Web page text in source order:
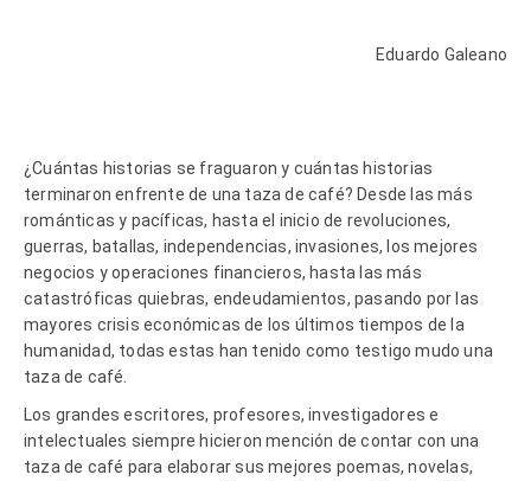
Eduardo Galeano
¿Cuántas historias se fraguaron y cuántas historias
terminaron enfrente de una taza de café? Desde las más
románticas y pacíficas, hasta el inicio de revoluciones,
guerras, batallas, independencias, invasiones, los mejores
negocios y operaciones financieros, hasta las más
catastróficas quiebras, endeudamientos, pasando por las
mayores crisis económicas de los últimos tiempos de la
humanidad, todas estas han tenido como testigo mudo una
taza de café.
Los grandes escritores, profesores, investigadores e
intelectuales siempre hicieron mención de contar con una
taza de café para elaborar sus mejores poemas, novelas,